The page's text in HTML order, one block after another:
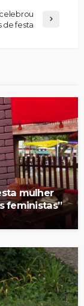
de festa
mulher
feministas”